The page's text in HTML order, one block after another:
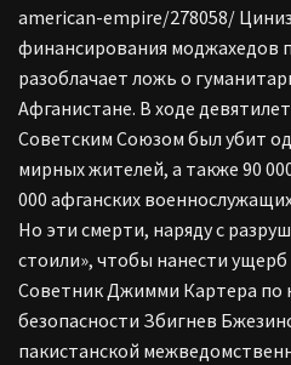
american-empire/278058/
финансирования моджахедов
разоблачает ложь о
Афганистане. В ходе
Советским Союзом был убит
мирных жителей, а также 90
000 афганских
Но эти смерти, наряду с
стоили», чтобы нанести
Советник Джимми Картера по
безопасности Збигнев
пакистанской